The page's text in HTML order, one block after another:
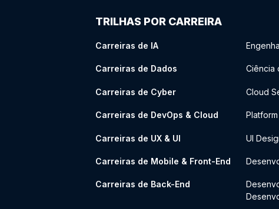
TRILHAS POR CARREIRA
Carreiras de IA
Carreiras de Dados Ciência
Carreiras de Cyber Cloud
Carreiras de DevOps & Cloud
Carreiras de UX & UI UI
Carreiras de Mobile & Front-End
Carreiras de Back-End